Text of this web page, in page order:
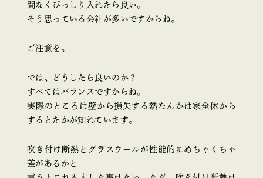
間なくびっしり入れたら良い。
そう思っている会社が多いですからね。
ご注意を。
では、どうしたら良いのか？
すべてはバランスですからね。
実際のところは壁から損失する熱なんかは家全体から
するとたかが知れています。
吹き付け断熱とグラスウールが性能的にめちゃくちゃ
差があるかと